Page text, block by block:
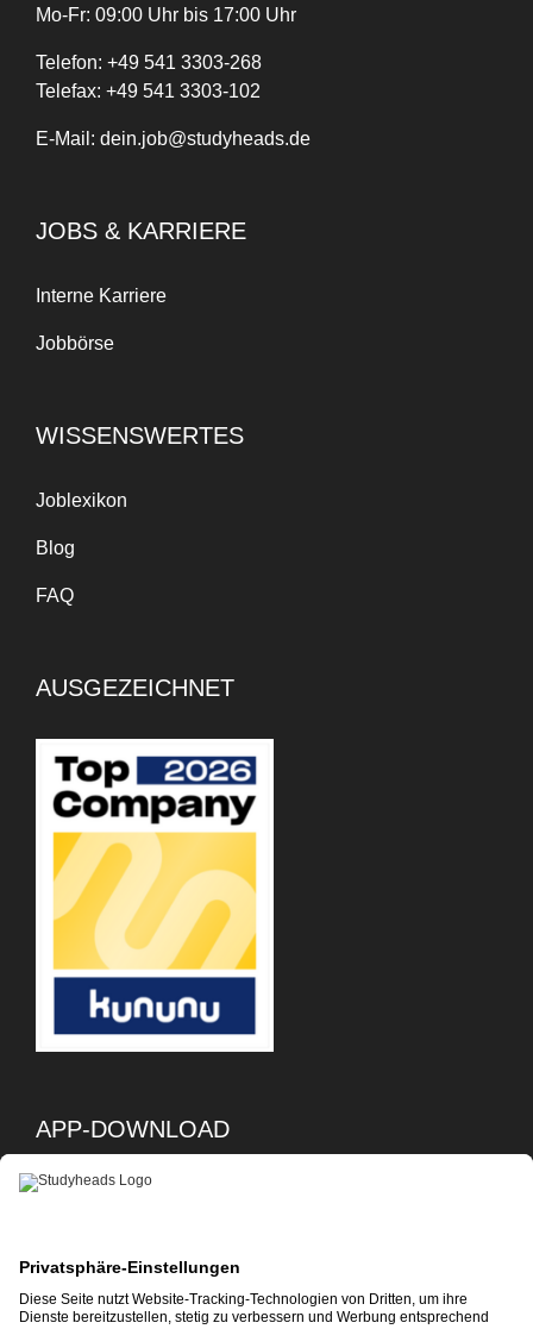
Mo-Fr: 09:00 Uhr bis 17:00 Uhr
Telefon: +49 541 3303-268
Telefax: +49 541 3303-102
E-Mail: dein.job@studyheads.de
JOBS & KARRIERE
Interne Karriere
Jobbörse
WISSENSWERTES
Joblexikon
Blog
FAQ
AUSGEZEICHNET
APP-DOWNLOAD